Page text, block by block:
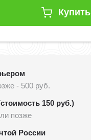
Купить
- 500 руб.
150 руб.)
позже
России